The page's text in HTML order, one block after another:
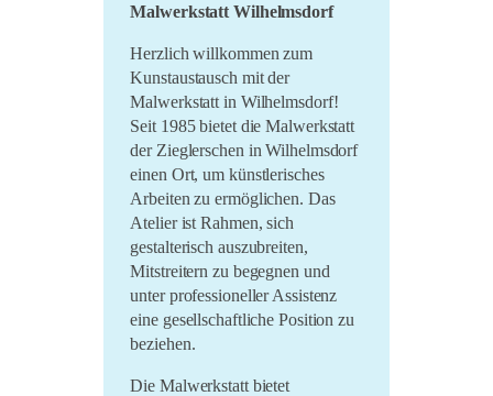
Malwerkstatt Wilhelmsdorf
Herzlich willkommen zum
Kunstaustausch mit der
Malwerkstatt in Wilhelmsdorf!
Seit 1985 bietet die Malwerkstatt
der Zieglerschen in Wilhelmsdorf
einen Ort, um künstlerisches
Arbeiten zu ermöglichen. Das
Atelier ist Rahmen, sich
gestalterisch auszubreiten,
Mitstreitern zu begegnen und
unter professioneller Assistenz
eine gesellschaftliche Position zu
beziehen.
Die Malwerkstatt bietet